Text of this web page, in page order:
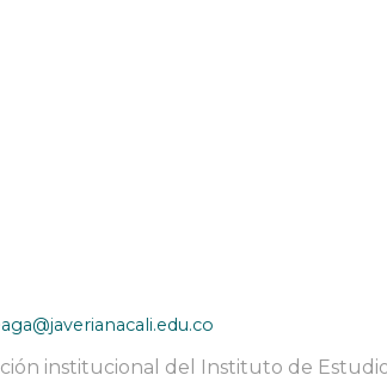
institucional del Instituto de